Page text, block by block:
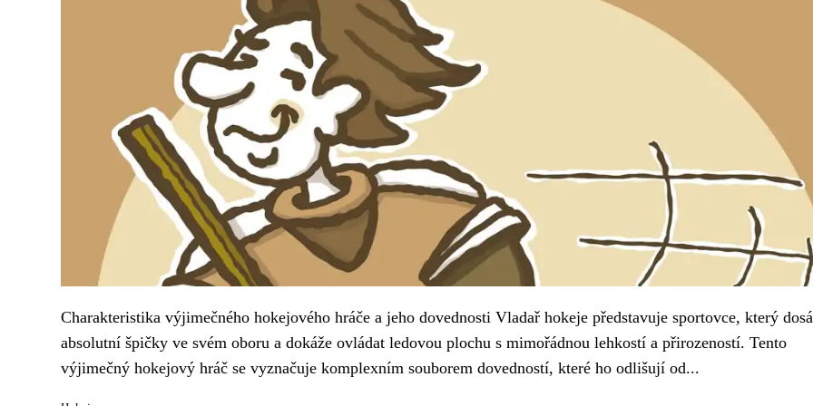
Charakteristika výjimečného hokejového hráče a jeho dovednosti Vladař hokeje představuje sportovce, který
absolutní špičky ve svém oboru a dokáže ovládat ledovou plochu s mimořádnou lehkostí a přirozeností. Tento
výjimečný hokejový hráč se vyznačuje komplexním souborem dovedností, které ho odlišují od...